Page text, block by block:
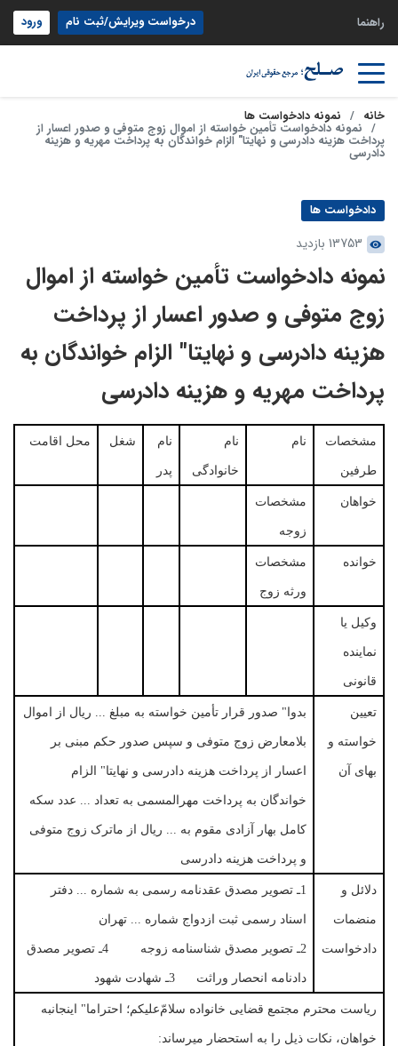
راهنما درخواست ویرایش/ثبت نام ورود
خانه نمونه دادخواست ها
نمونه دادخواست تأمین خواسته از اموال زوج متوفی و صدور اعسار از
پرداخت هزینه دادرسی و نهایتا" الزام خواندگان به پرداخت مهریه و هزینه
دادرسی
دادخواست ها
13753 بازدید
نمونه دادخواست تأمین خواسته از اموال
زوج متوفی و صدور اعسار از پرداخت
هزینه دادرسی و نهایتا" الزام خواندگان به
پرداخت مهریه و هزینه دادرسی
مشخصات
طرفین
نام نام
خانوادگی
نام
پدر
شغل محل اقامت
خواهان مشخصات
زوجه
خوانده مشخصات
ورثه زوج
وکیل یا
نماینده
قانونی
تعیین
خواسته و
بهای آن
بدوا" صدور قرار تأمین خواسته به مبلغ ... ریال از اموال
بلامعارض زوج متوفی و سپس صدور حکم مبنی بر
اعسار از پرداخت هزینه دادرسی و نهایتا" الزام
خواندگان به پرداخت مهرالمسمی به تعداد ... عدد سکه
کامل بهار آزادی مقوم به ... ریال از ماترک زوج متوفی
و پرداخت هزینه دادرسی
دلائل و
منضمات
دادخواست
1ـ تصویر مصدق عقدنامه رسمی به شماره ... دفتر
اسناد رسمی ثبت ازدواج شماره ... تهران
2ـ تصویر مصدق شناسنامه زوجه 4ـ تصویر مصدق
دادنامه انحصار وراثت 3ـ شهادت شهود
ریاست محترم مجتمع قضایی خانواده سلامّ‌علیکم؛ احتراما" اینجانبه
خواهان، نکات ذیل را به استحضار میرساند: